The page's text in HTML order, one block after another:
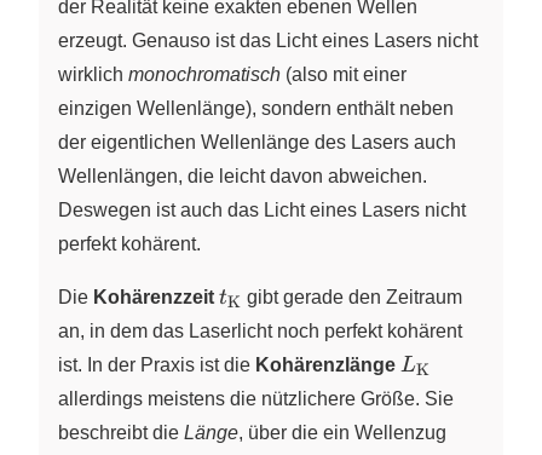
der Realität keine exakten ebenen Wellen
erzeugt. Genauso ist das Licht eines Lasers nicht
wirklich monochromatisch (also mit einer
einzigen Wellenlänge), sondern enthält neben
der eigentlichen Wellenlänge des Lasers auch
Wellenlängen, die leicht davon abweichen.
Deswegen ist auch das Licht eines Lasers nicht
perfekt kohärent.
Die Kohärenzzeit t_\text{K}
tK gibt gerade den Zeitraum
an, in dem das Laserlicht noch perfekt kohärent
ist. In der Praxis ist die Kohärenzlänge L_\text{K}
LK
allerdings meistens die nützlichere Größe. Sie
beschreibt die Länge, über die ein Wellenzug